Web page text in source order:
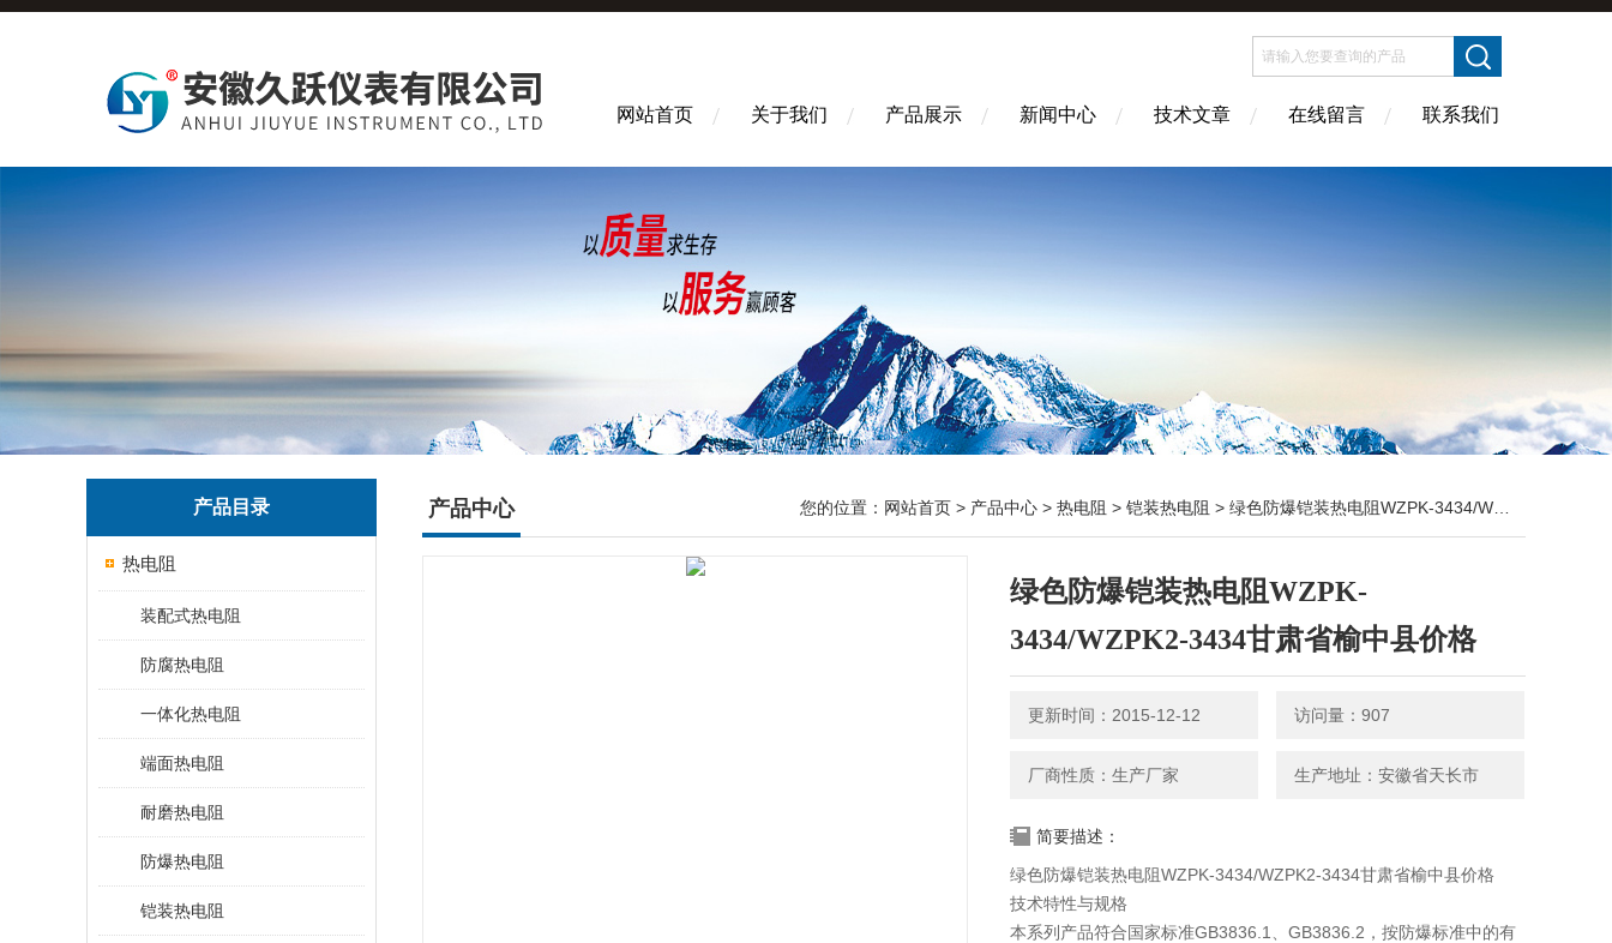
网站首页 关于我们 产品展示 新闻中心 技术文章 在线留言 联系我们
产品目录
热电阻
装配式热电阻
防腐热电阻
一体化热电阻
端面热电阻
耐磨热电阻
防爆热电阻
铠装热电阻
产品中心 您的位置： 网站首页 > 产品中心 > 热电阻 > 铠装热电阻 > 绿色防爆铠装热电阻WZPK-3434/WZPK2-3434甘肃省榆中县价格
绿色防爆铠装热电阻WZPK-
3434/WZPK2-3434甘肃省榆中县价格
更新时间：2015-12-12 访问量：907
厂商性质：生产厂家 生产地址：安徽省天长市
简要描述：
绿色防爆铠装热电阻WZPK-3434/WZPK2-3434甘肃省榆中县价格
技术特性与规格
本系列产品符合国家标准GB3836.1、GB3836.2，按防爆标准中的有